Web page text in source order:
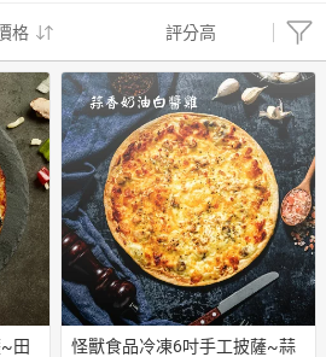
電 親子玩具
化妝保養 情趣用品
書
格 評分高
田
怪獸食品冷凍6吋手工披薩~蒜